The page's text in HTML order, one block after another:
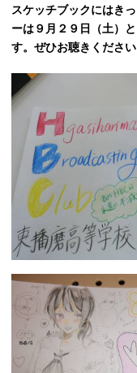
スケッチブックにはき
ーは９月２９日（土）
す。ぜひお聴きください